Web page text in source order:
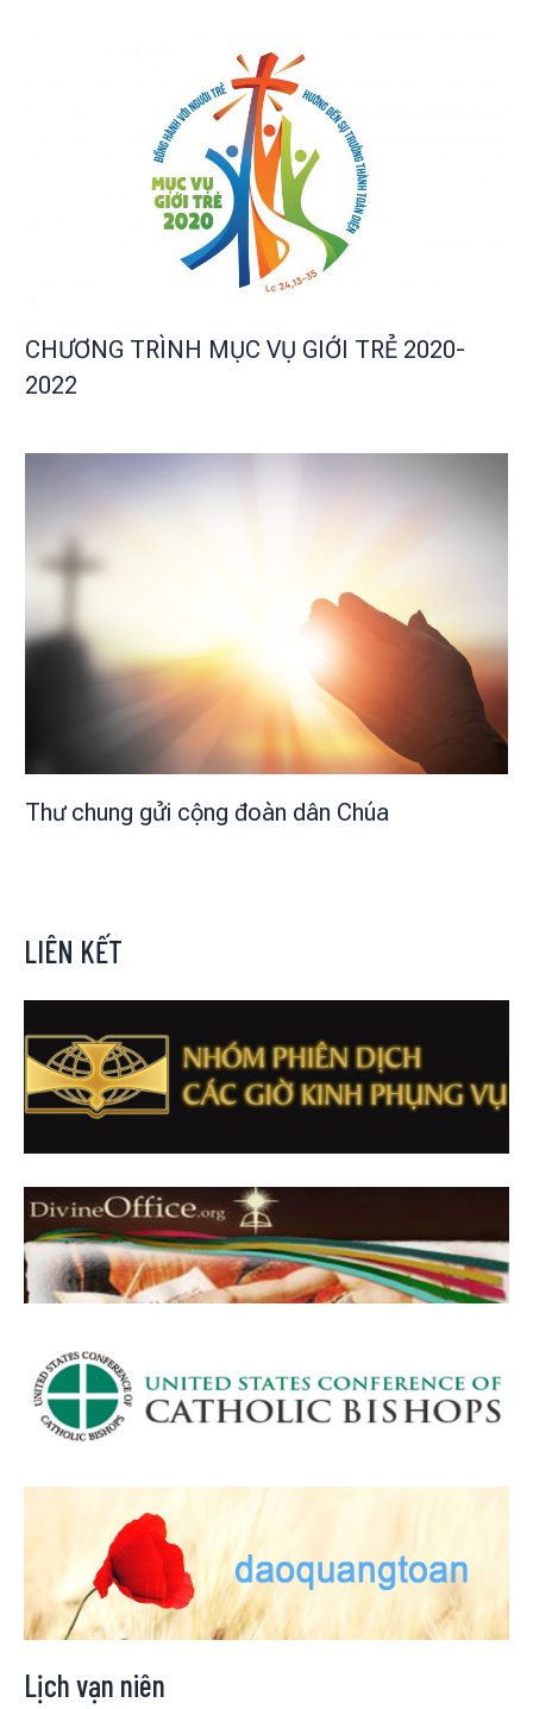
CHƯƠNG TRÌNH MỤC VỤ GIỚI TRẺ 2020-
2022
Thư chung gửi cộng đoàn dân Chúa
LIÊN KẾT
Lịch vạn niên